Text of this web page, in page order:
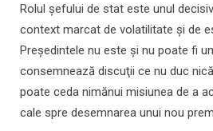
Rolul şefului de stat este unul
context marcat de volatilitate şi de
Preşedintele nu este şi nu poate fi
consemnează discuţii ce nu duc
poate ceda nimănui misiunea de a
cale spre desemnarea unui nou